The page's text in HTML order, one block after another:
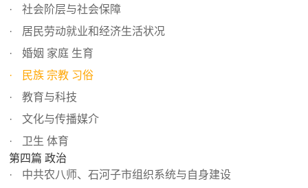
社会阶层与社会保障
居民劳动就业和经济生活状况
婚姻 家庭 生育
民族 宗教 习俗
教育与科技
文化与传播媒介
卫生 体育
第四篇 政治
中共农八师、石河子市组织系统与自身建设